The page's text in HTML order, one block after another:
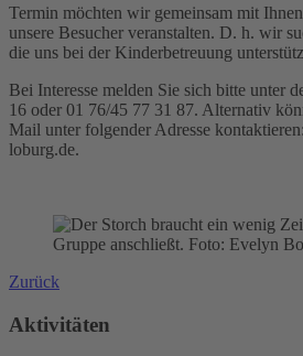
Termin möchten wir gemeinsam mit
unsere Besucher veranstalten. D. h. wir
die uns bei der Kinderbetreuung
Bei Interesse melden Sie sich bitte unter
16 oder 01 76/45 77 31 87. Alternativ
Mail unter folgender Adresse
loburg.de.
Zurück
Aktivitäten